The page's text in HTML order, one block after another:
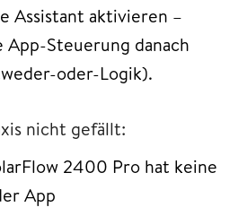
Assistant aktivieren –
App-Steuerung danach
oder-Logik).
nicht gefällt:
2400 Pro hat keine
App